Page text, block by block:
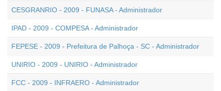
CESGRANRIO - 2009 - FUNASA - Administrador
IPAD - 2009 - COMPESA - Administrador
FEPESE - 2009 - Prefeitura de Palhoça - SC - Administrador
UNIRIO - 2009 - UNIRIO - Administrador
FCC - 2009 - INFRAERO - Administrador